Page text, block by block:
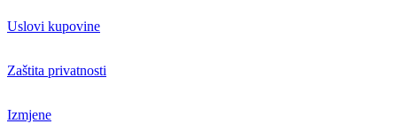
Uslovi kupovine
Zaštita privatnosti
Izmjene